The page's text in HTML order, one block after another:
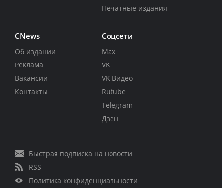
Печатные издания
CNews
Об издании
Реклама
Вакансии
Контакты
Соцсети
Max
VK
VK Видео
Rutube
Telegram
Дзен
Быстрая подписка на новости
RSS
Политика конфиденциальности